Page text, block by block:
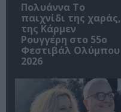
Πολυάννα Το
παιχνίδι της χαράς,
της Κάρμεν
Ρουγγέρη στο 55ο
Φεστιβάλ Ολύμπου
2026